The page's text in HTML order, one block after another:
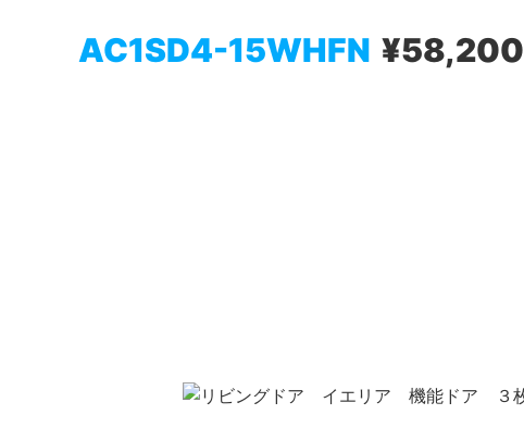
AC1SD4-15WHFN ¥58,200